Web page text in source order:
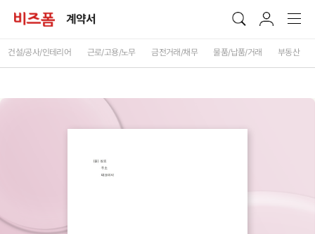
계약서
건설/공사/인테리어 근로/고용/노무 금전거래/채무 물품/납품/거래 부동산